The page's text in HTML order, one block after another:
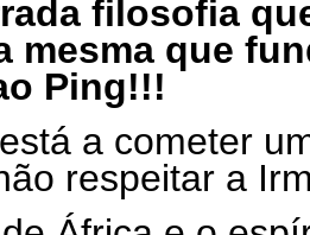
filosofia
mesma que
Ping!!!
a cometer
respeitar a